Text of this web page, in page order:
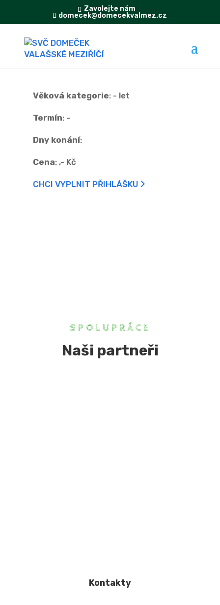
Zavolejte nám
domecek@domecekvalmez.cz
Věková kategorie: - let
Termín: -
Dny konání:
Cena: ,- Kč
CHCI VYPLNIT PŘIHLÁŠKU
SPOLUPRÁCE
Naši partneři
Kontakty